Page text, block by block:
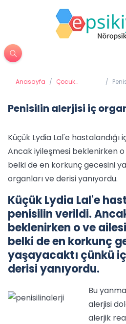
Anasayfa / Çocuk
/
Penisilin alerjisi iç
Küçük Lydia Lal'e hastalandığı
Ancak iyileşmesi beklenirken o
belki de en korkunç gecesini
organları ve derisi yanıyordu.
Küçük Lydia Lal'e
penisilin verildi.
beklenirken o ve
belki de en korkunç
yaşayacaktı çünkü
derisi yanıyordu.
Bu
alerjisi
alerjik